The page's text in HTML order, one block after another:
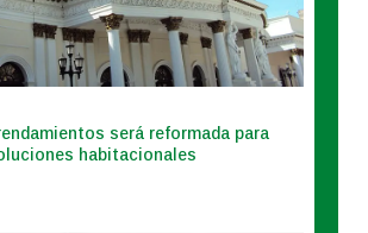
será reformada para
habitacionales